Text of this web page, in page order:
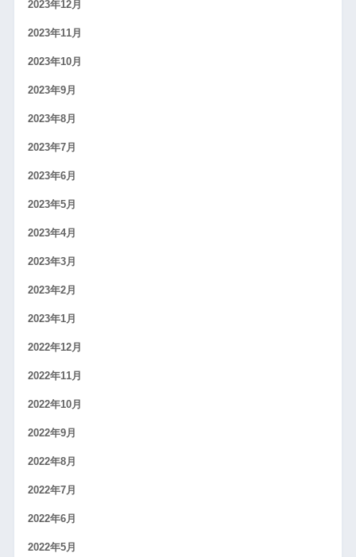
2023年12月
2023年11月
2023年10月
2023年9月
2023年8月
2023年7月
2023年6月
2023年5月
2023年4月
2023年3月
2023年2月
2023年1月
2022年12月
2022年11月
2022年10月
2022年9月
2022年8月
2022年7月
2022年6月
2022年5月